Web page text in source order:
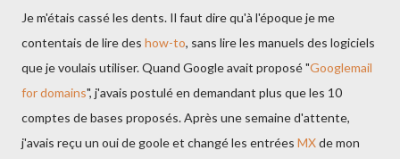
Je m'étais cassé les dents. Il faut dire qu'à l'époque je me
contentais de lire des how-to, sans lire les manuels des logiciels
que je voulais utiliser. Quand Google avait proposé "Googlemail
for domains", j'avais postulé en demandant plus que les 10
comptes de bases proposés. Après une semaine d'attente,
j'avais reçu un oui de goole et changé les entrées MXde mon